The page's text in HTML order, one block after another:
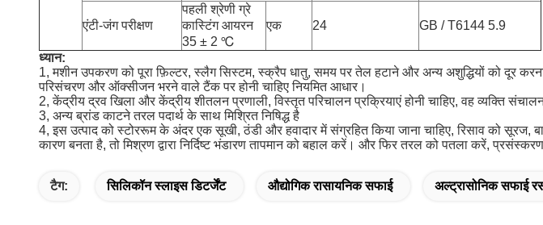
एंटी-जंग परीक्षण
पहली श्रेणी ग्रे
कास्टिंग आयरन
35 ± 2 ℃
एक 24 GB / T6144 5.9
ध्यान:
1, मशीन उपकरण को पूरा फ़िल्टर, स्लैग सिस्टम, स्क्रैप धातु, समय पर तेल हटाने और अन्य अशुद्धियों को दूर
परिसंचरण और ऑक्सीजन भरने वाले टैंक पर होनी चाहिए नियमित आधार।
2, केंद्रीय द्रव खिला और केंद्रीय शीतलन प्रणाली, विस्तृत परिचालन प्रक्रियाएं होनी चाहिए, वह व्यक्ति
3, अन्य ब्रांड काटने तरल पदार्थ के साथ मिश्रित निषिद्ध है
4, इस उत्पाद को स्टोररूम के अंदर एक सूखी, ठंडी और हवादार में संग्रहित किया जाना चाहिए, रिसाव को सूरज,
कारण बनता है, तो मिश्रण द्वारा निर्दिष्ट भंडारण तापमान को बहाल करें। और फिर तरल को पतला करें,
टैग: सिलिकॉन स्लाइस डिटर्जेंट औद्योगिक रासायनिक सफाई अल्ट्रासोनिक सफाई